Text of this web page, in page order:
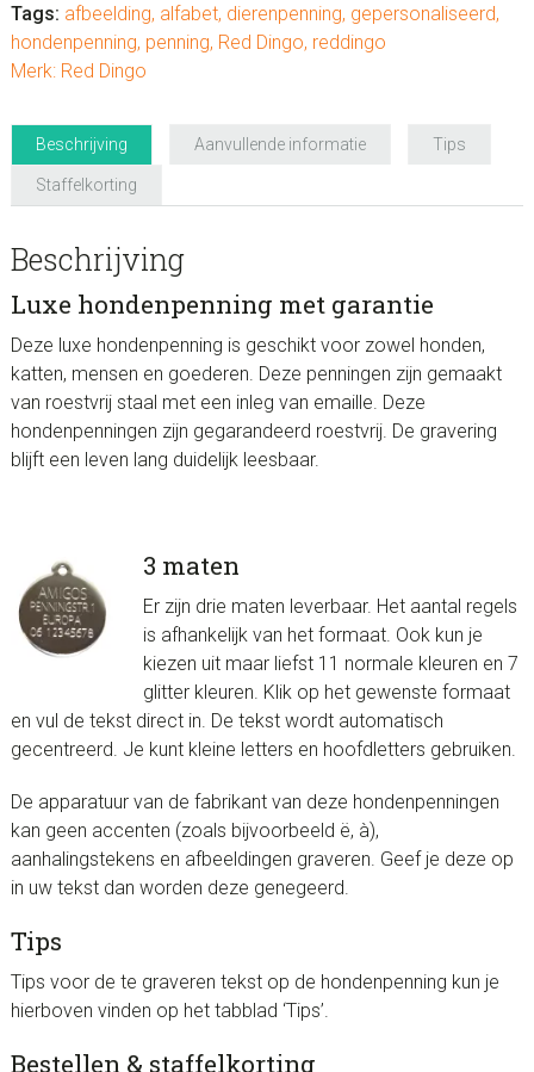
uit
alle
letters)
Tags: afbeelding, alfabet, dierenpenning, gepersonaliseerd,
hondenpenning, penning, Red Dingo, reddingo
Merk: Red Dingo
Beschrijving Aanvullende informatie Tips
Staffelkorting
Beschrijving
Luxe hondenpenning met garantie
Deze luxe hondenpenning is geschikt voor zowel honden,
katten, mensen en goederen. Deze penningen zijn gemaakt
van roestvrij staal met een inleg van emaille. Deze
hondenpenningen zijn gegarandeerd roestvrij. De gravering
blijft een leven lang duidelijk leesbaar.
3 maten
Er zijn drie maten leverbaar. Het aantal regels
is afhankelijk van het formaat. Ook kun je
kiezen uit maar liefst 11 normale kleuren en 7
glitter kleuren. Klik op het gewenste formaat
en vul de tekst direct in. De tekst wordt automatisch
gecentreerd. Je kunt kleine letters en hoofdletters gebruiken.
De apparatuur van de fabrikant van deze hondenpenningen
kan geen accenten (zoals bijvoorbeeld ë, à),
aanhalingstekens en afbeeldingen graveren. Geef je deze op
in uw tekst dan worden deze genegeerd.
Tips
Tips voor de te graveren tekst op de hondenpenning kun je
hierboven vinden op het tabblad ‘Tips’.
Bestellen & staffelkorting